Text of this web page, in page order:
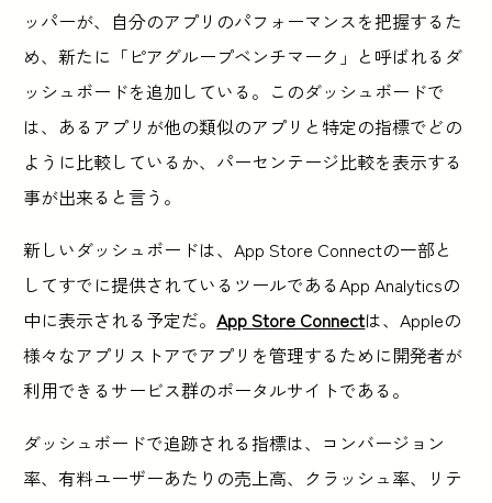
ッパーが、自分のアプリのパフォーマンスを把握するた
め、新たに「ピアグループベンチマーク」と呼ばれるダ
ッシュボードを追加している。このダッシュボードで
は、あるアプリが他の類似のアプリと特定の指標でどの
ように比較しているか、パーセンテージ比較を表示する
事が出来ると言う。
新しいダッシュボードは、App Store Connectの一部と
してすでに提供されているツールであるApp Analyticsの
中に表示される予定だ。App Store Connectは、Appleの
様々なアプリストアでアプリを管理するために開発者が
利用できるサービス群のポータルサイトである。
ダッシュボードで追跡される指標は、コンバージョン
率、有料ユーザーあたりの売上高、クラッシュ率、リテ